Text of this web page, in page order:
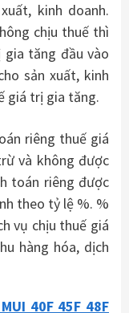
kinh doanh.
chịu thuế thì
tăng đầu vào
sản xuất, kinh
giá trị gia tăng.
riêng thuế giá
và không được
toán riêng được
theo tỷ lệ %. %
vụ chịu thuế giá
hàng hóa, dịch
40F 45F 48F